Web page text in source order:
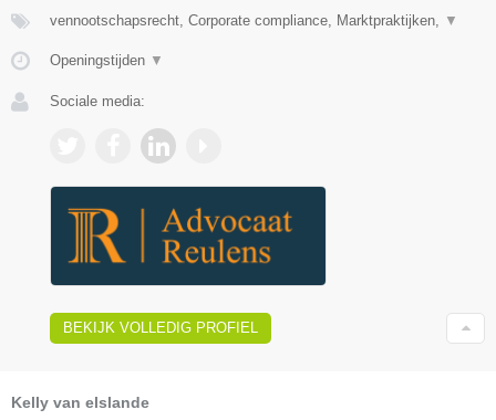
vennootschapsrecht, Corporate compliance, Marktpraktijken, ▼
Openingstijden ▼
Sociale media:
BEKIJK VOLLEDIG PROFIEL
Kelly van elslande